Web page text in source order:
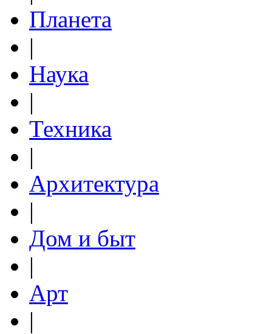
Планета
|
Наука
|
Техника
|
Архитектура
|
Дом и быт
|
Арт
|